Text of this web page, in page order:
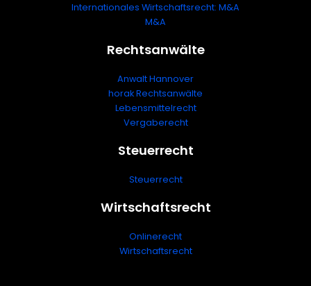
Internationales Wirtschaftsrecht: M&A
M&A
Rechtsanwälte
Anwalt Hannover
horak Rechtsanwälte
Lebensmittelrecht
Vergaberecht
Steuerrecht
Steuerrecht
Wirtschaftsrecht
Onlinerecht
Wirtschaftsrecht